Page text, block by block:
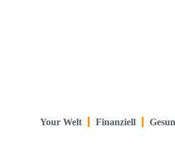
Your Welt Finanziell